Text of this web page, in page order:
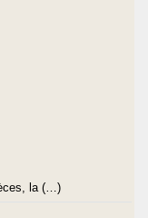
la (…)